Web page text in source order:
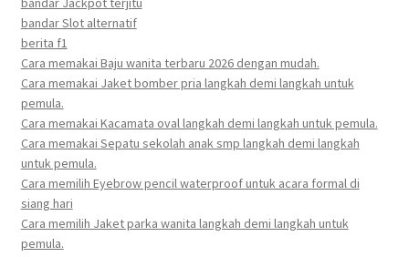
bandar Slot alternatif
berita f1
Cara memakai Baju wanita terbaru 2026 dengan mudah.
Cara memakai Jaket bomber pria langkah demi langkah untuk
pemula.
Cara memakai Kacamata oval langkah demi langkah untuk pemula.
Cara memakai Sepatu sekolah anak smp langkah demi langkah
untuk pemula.
Cara memilih Eyebrow pencil waterproof untuk acara formal di
siang hari
Cara memilih Jaket parka wanita langkah demi langkah untuk
pemula.